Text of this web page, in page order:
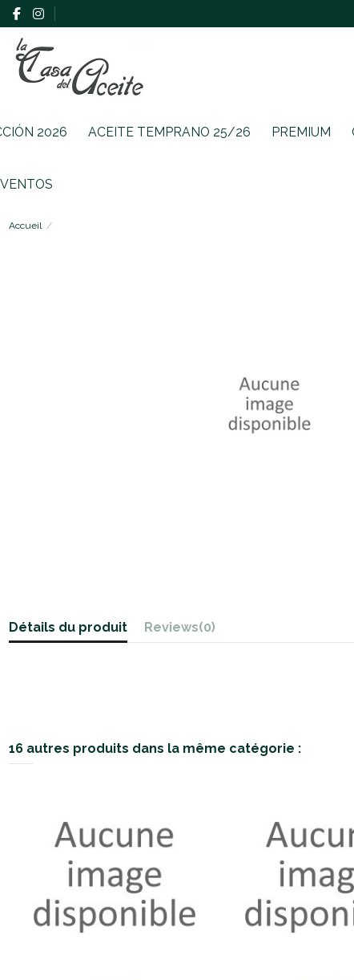
2026 ACEITE TEMPRANO 25/26 PREMIUM
Accueil
Détails du produit Reviews(0)
16 autres produits dans la même catégorie :